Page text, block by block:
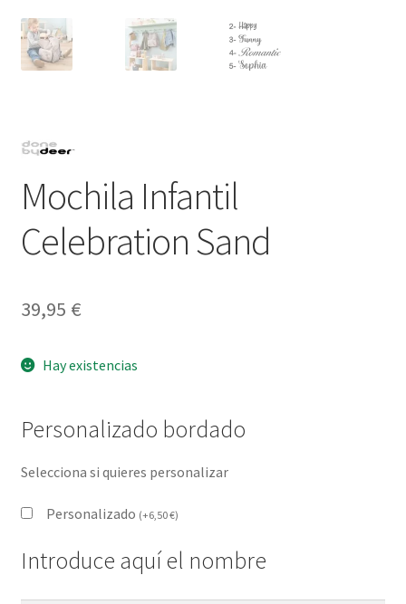
Mochila Infantil
Celebration Sand
39,95 €
Hay existencias
Personalizado bordado
Selecciona si quieres personalizar
Personalizado (+6,50€)
Introduce aquí el nombre